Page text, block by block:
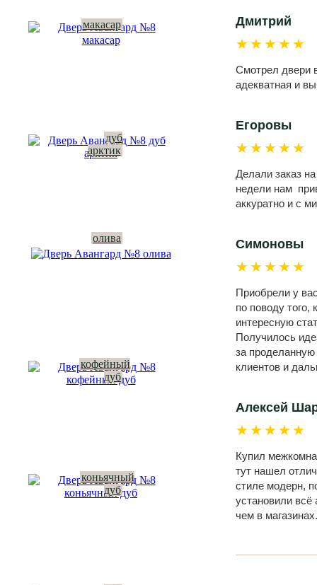
макасар
дуб
арктик
олива
кофейный
дуб
коньячный
дуб
Дмитрий
★★★★★
Смотрел двери
адекватная и
Егоровы
★★★★★
Делали заказ
недели нам
аккуратно и с
Симоновы
★★★★★
Приобрели у
по поводу
интересную
Получилось
за
клиентов и
Алексей
★★★★★
Купил
тут нашел
стиле модерн,
установили
чем в